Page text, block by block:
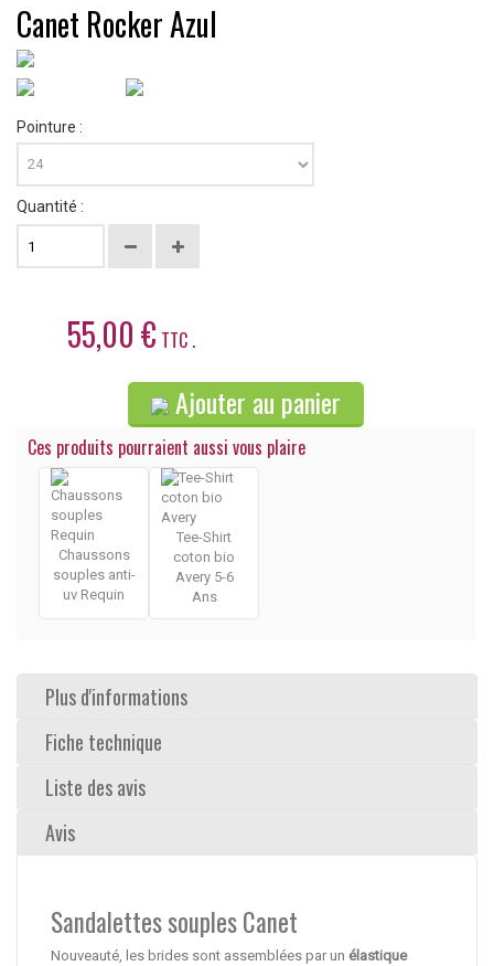
Canet Rocker Azul
Pointure :
Quantité :
55,00 € TTC .
Ajouter au panier
Ces produits pourraient aussi vous plaire
Chaussons
souples anti-
uv Requin
Tee-Shirt
coton bio
Avery 5-6
Ans
Plus d'informations
Fiche technique
Liste des avis
Avis
Sandalettes souples Canet
Nouveauté, les brides sont assemblées par un élastique